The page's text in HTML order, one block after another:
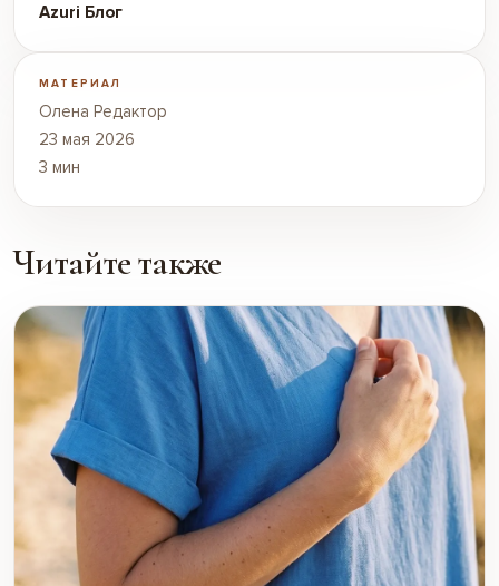
Azuri Блог
МАТЕРИАЛ
Олена Редактор
23 мая 2026
3 мин
Читайте также